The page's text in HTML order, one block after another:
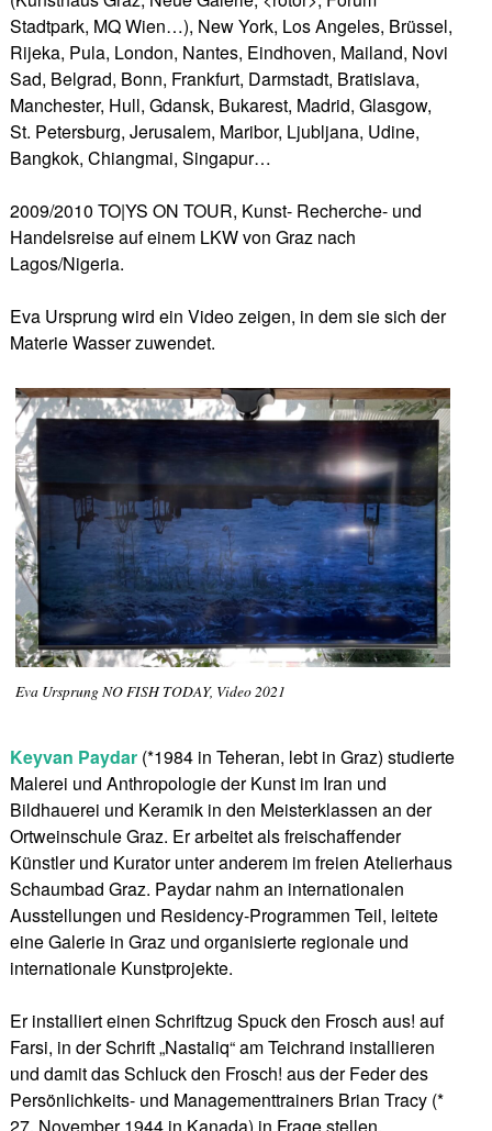
Stadtpark, MQ Wien…), New York, Los Angeles, Brüssel,
Rijeka, Pula, London, Nantes, Eindhoven, Mailand, Novi
Sad, Belgrad, Bonn, Frankfurt, Darmstadt, Bratislava,
Manchester, Hull, Gdansk, Bukarest, Madrid, Glasgow,
St. Petersburg, Jerusalem, Maribor, Ljubljana, Udine,
Bangkok, Chiangmai, Singapur…
2009/2010 TO|YS ON TOUR, Kunst- Recherche- und
Handelsreise auf einem LKW von Graz nach
Lagos/Nigeria.
Eva Ursprung wird ein Video zeigen, in dem sie sich der
Materie Wasser zuwendet.
Eva Ursprung NO FISH TODAY, Video 2021
Keyvan Paydar(*1984 in Teheran, lebt in Graz) studierte
Malerei und Anthropologie der Kunst im Iran und
Bildhauerei und Keramik in den Meisterklassen an der
Ortweinschule Graz. Er arbeitet als freischaffender
Künstler und Kurator unter anderem im freien Atelierhaus
Schaumbad Graz. Paydar nahm an internationalen
Ausstellungen und Residency-Programmen Teil, leitete
eine Galerie in Graz und organisierte regionale und
internationale Kunstprojekte.
Er installiert einen Schriftzug Spuck den Frosch aus! auf
Farsi, in der Schrift „Nastaliq“ am Teichrand installieren
und damit das Schluck den Frosch! aus der Feder des
Persönlichkeits- und Managementtrainers Brian Tracy (*
27. November 1944 in Kanada) in Frage stellen.